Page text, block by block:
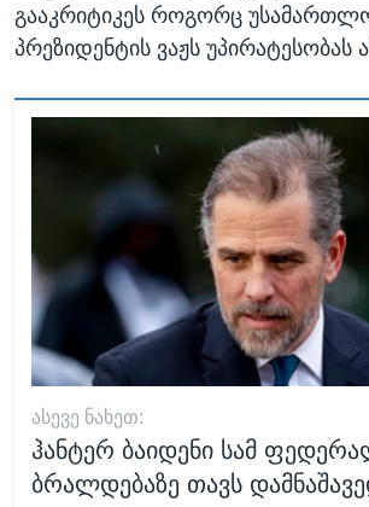
გააკრიტიკეს როგორც
პრეზიდენტის ვაჟს უპირატესობას
ᲐᲡᲔᲕᲔ ᲜᲐᲮᲔᲗ:
ჰანტერ ბაიდენი სამ
ბრალდებაზე თავს